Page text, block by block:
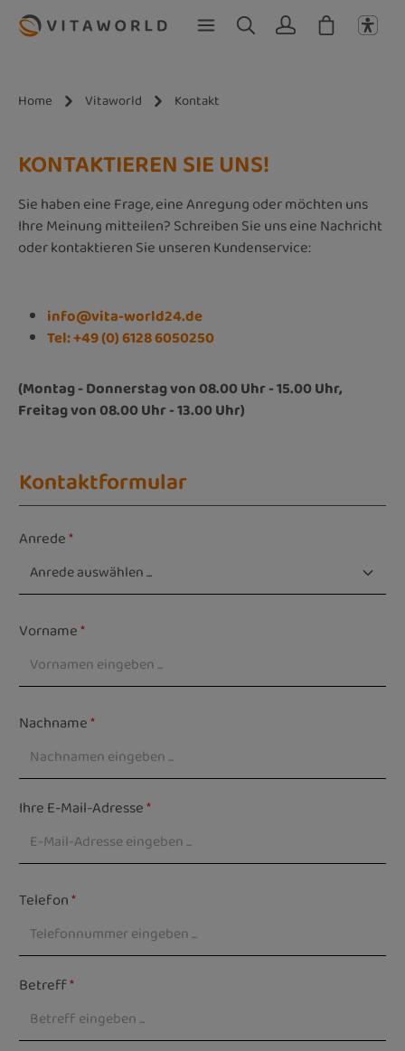
Zum Hauptinhalt springen
Home Vitaworld Kontakt
KONTAKTIEREN SIE UNS!
Sie haben eine Frage, eine Anregung oder möchten uns
Ihre Meinung mitteilen? Schreiben Sie uns eine Nachricht
oder kontaktieren Sie unseren Kundenservice:
info@vita-world24.de
Tel: +49 (0) 6128 6050250
(Montag - Donnerstag von 08.00 Uhr - 15.00 Uhr,
Freitag von 08.00 Uhr - 13.00 Uhr)
Kontaktformular
Anrede*
Vorname*
Nachname*
Ihre E-Mail-Adresse*
Telefon*
Betreff*